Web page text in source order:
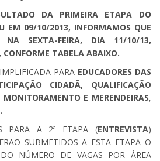
DA PRIMEIRA ETAPA DO
EM 09/10/2013, INFORMAMOS QUE
NA SEXTA-FEIRA, DIA 11/10/13,
TABELA ABAIXO.
PARA EDUCADORES DAS
CIDADÃ, QUALIFICAÇÃO
MONITORAMENTO E MERENDEIRAS,
PARA A 2ª ETAPA (ENTREVISTA)
SUBMETIDOS A ESTA ETAPA O
NÚMERO DE VAGAS POR ÁREA